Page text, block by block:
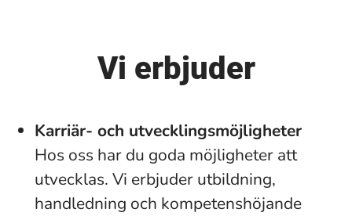
Vi erbjuder
Karriär- och utvecklingsmöjligheter
Hos oss har du goda möjligheter att
utvecklas. Vi erbjuder utbildning,
handledning och kompetenshöjande